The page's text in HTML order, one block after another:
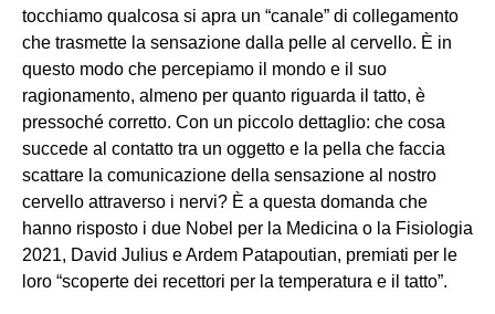
tocchiamo qualcosa si apra un “canale” di collegamento
che trasmette la sensazione dalla pelle al cervello. È in
questo modo che percepiamo il mondo e il suo
ragionamento, almeno per quanto riguarda il tatto, è
pressoché corretto. Con un piccolo dettaglio: che cosa
succede al contatto tra un oggetto e la pella che faccia
scattare la comunicazione della sensazione al nostro
cervello attraverso i nervi? È a questa domanda che
hanno risposto i due Nobel per la Medicina o la Fisiologia
2021, David Julius e Ardem Patapoutian, premiati per le
loro “scoperte dei recettori per la temperatura e il tatto”.